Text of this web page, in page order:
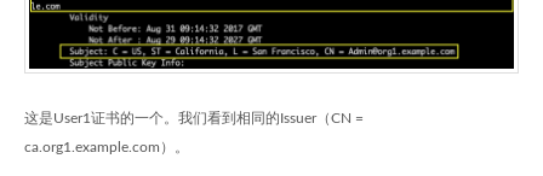
这是User1证书的一个。我们看到相同的Issuer（CN =
ca.org1.example.com）。